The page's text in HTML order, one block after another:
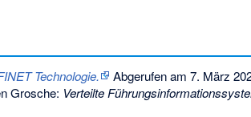
Technologie. Abgerufen am 7. März
Grosche: Verteilte